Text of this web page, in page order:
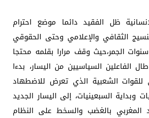
ظل الفقيد دائما موضع احترام
الثقافي والإعلامي وحتى الحقوقي
الجمر،حيث وقف مرارا بقلمه محتجا
الفاعلين السياسيين من اليسار، بدءا
للقوات الشعبية الذي تعرض للاضطهاد
وبداية السبعينيات، إلى اليسار الجديد
المغربي بالغضب والسخط على النظام